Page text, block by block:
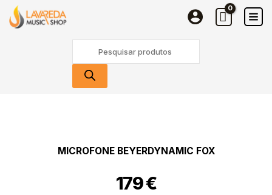
content
search
MICROFONE BEYERDYNAMIC FOX
179€